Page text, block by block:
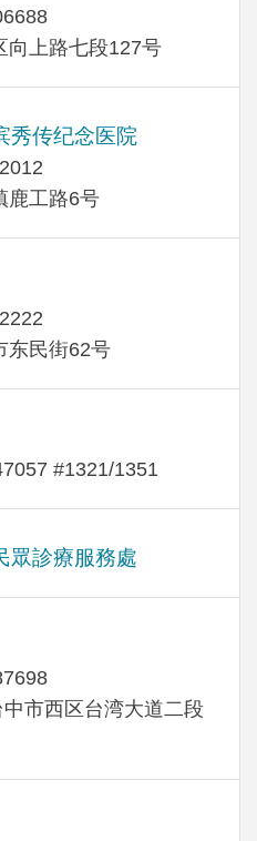
向上路七段127号
秀传纪念医院
鹿工路6号
东民街62号
#1321/1351
眾診療服務處
市西区台湾大道二段